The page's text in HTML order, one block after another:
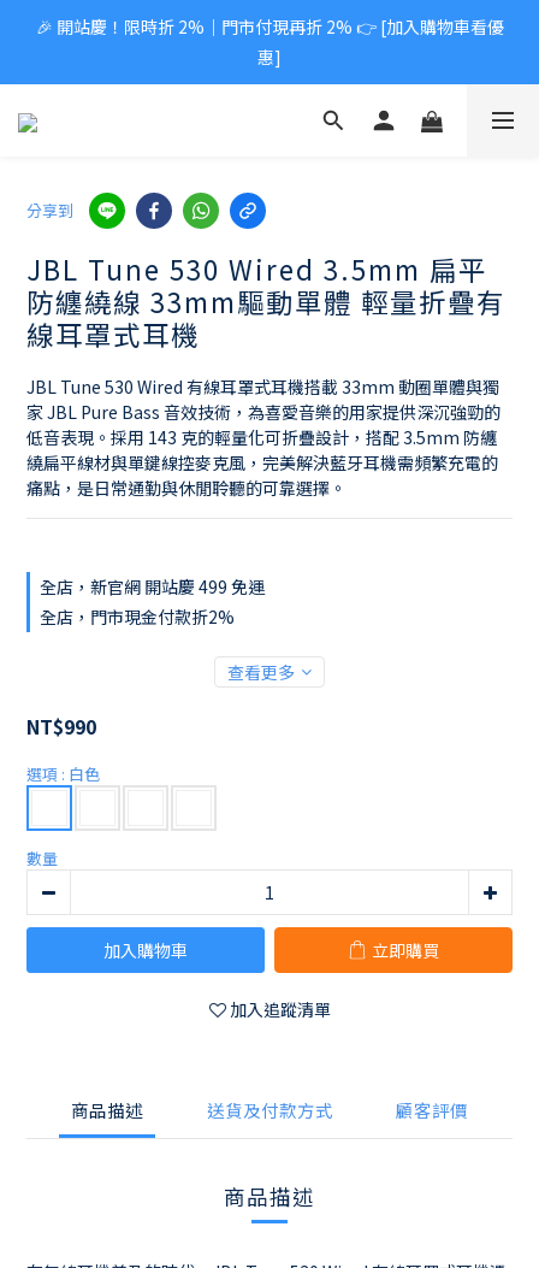
🎉 開站慶！限時折 2%｜門市付現再折 2% 👉 [加入購物車看優
惠]
分享到
JBL Tune 530 Wired 3.5mm 扁平
防纏繞線 33mm驅動單體 輕量折疊有
線耳罩式耳機
JBL Tune 530 Wired 有線耳罩式耳機搭載 33mm 動圈單體與獨
家 JBL Pure Bass 音效技術，為喜愛音樂的用家提供深沉強勁的
低音表現。採用 143 克的輕量化可折疊設計，搭配 3.5mm 防纏
繞扁平線材與單鍵線控麥克風，完美解決藍牙耳機需頻繁充電的
痛點，是日常通勤與休閒聆聽的可靠選擇。
全店，新官網 開站慶 499 免運
全店，門市現金付款折2%
查看更多
NT$990
選項 : 白色
數量
加入購物車 立即購買
加入追蹤清單
商品描述 送貨及付款方式 顧客評價
商品描述